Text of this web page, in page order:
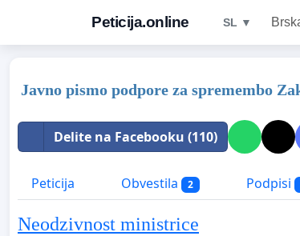
Peticija.online SL ▼
Javno pismo podpore za spremembo
Delite na Facebooku (110)
Peticija Obvestila 2 Podpisi
Neodzivnost ministrice